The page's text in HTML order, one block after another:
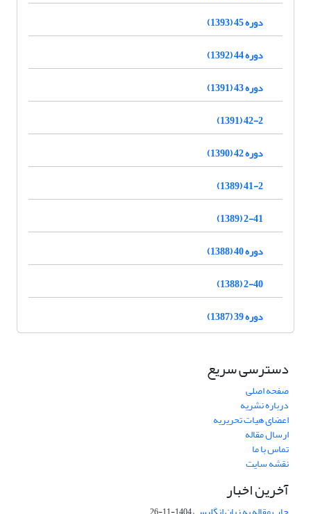
دوره 45 (1393)
دوره 44 (1392)
دوره 43 (1391)
42-2 (1391)
دوره 42 (1390)
41-2 (1389)
2-41 (1389)
دوره 40 (1388)
2-40 (1388)
دوره 39 (1387)
دسترسی سریع
صفحه اصلی
درباره نشریه
اعضای هیات تحریریه
ارسال مقاله
تماس با ما
نقشه سایت
آخرین اخبار